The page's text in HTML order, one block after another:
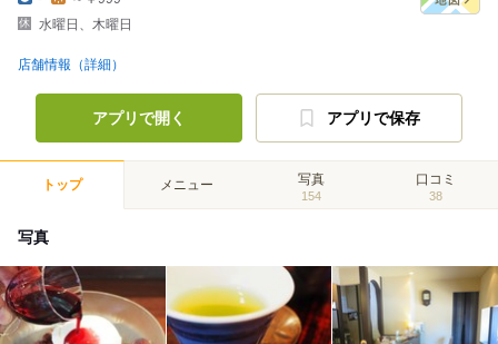
水曜日、木曜日
店舗情報（詳細）
アプリで開く アプリで保存
トップ メニュー 写真
154
口コミ
38
写真